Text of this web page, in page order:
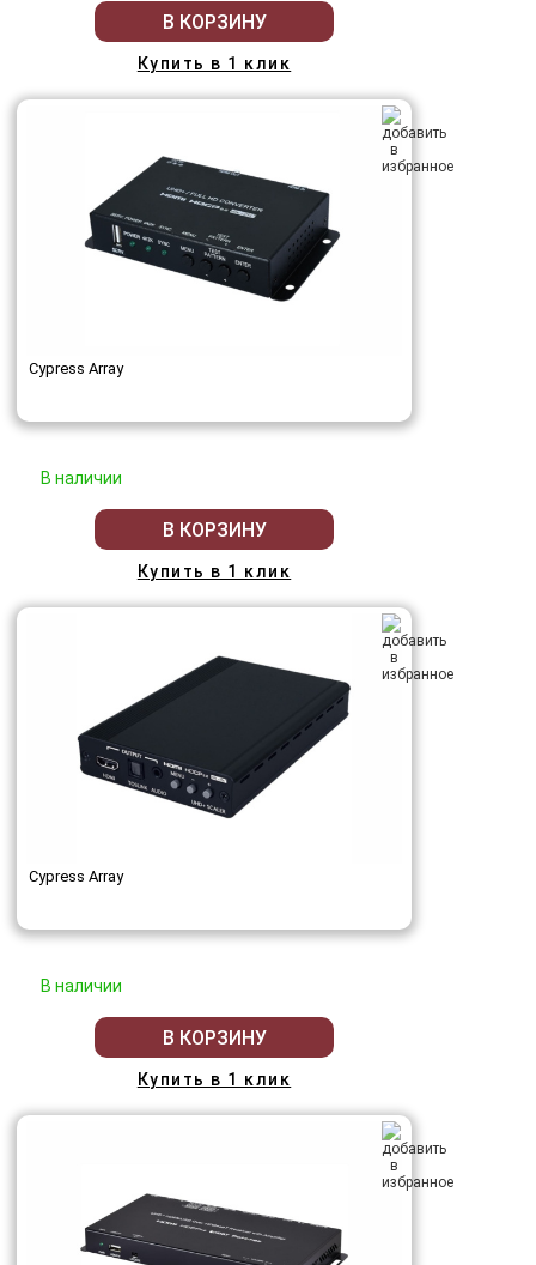
В КОРЗИНУ
Купить в 1 клик
Cypress Array
В наличии
В КОРЗИНУ
Купить в 1 клик
Cypress Array
В наличии
В КОРЗИНУ
Купить в 1 клик